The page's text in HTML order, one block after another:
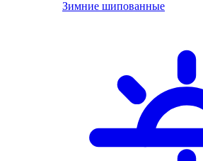
Зимние шипованные